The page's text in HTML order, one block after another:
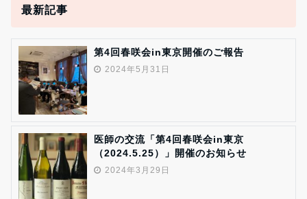
最新記事
第4回春咲会in東京開催のご報告
2024年5月31日
医師の交流「第4回春咲会in東京
（2024.5.25）」開催のお知らせ
2024年3月29日